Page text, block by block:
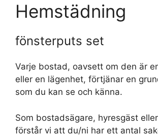
Hemstädning
fönsterputs set
Varje bostad, oavsett om den är
eller en lägenhet, förtjänar en
som du kan se och känna.
Som bostadsägare, hyresgäst
förstår vi att du/ni har ett antal